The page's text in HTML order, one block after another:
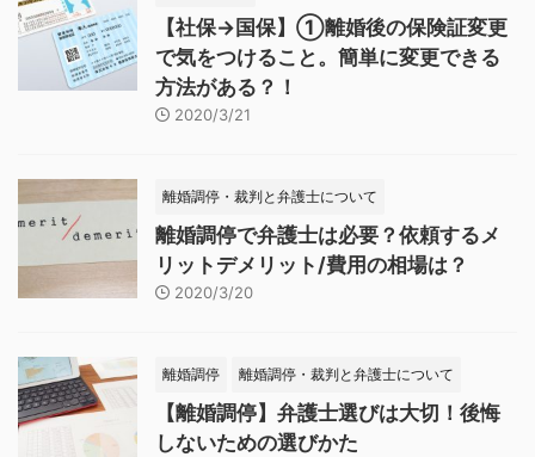
【社保→国保】①離婚後の保険証変更
で気をつけること。簡単に変更できる
方法がある？！
2020/3/21
離婚調停・裁判と弁護士について
離婚調停で弁護士は必要？依頼するメ
リットデメリット/費用の相場は？
2020/3/20
離婚調停 離婚調停・裁判と弁護士について
【離婚調停】弁護士選びは大切！後悔
しないための選びかた